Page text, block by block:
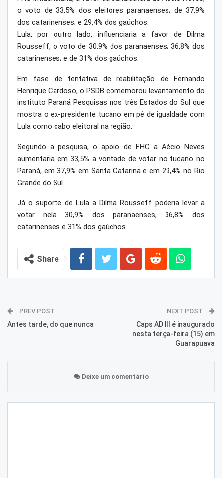
o voto de 33,5% dos eleitores paranaenses; de 37,9%
dos catarinenses; e 29,4% dos gaúchos.
Lula, por outro lado, influenciaria a favor de Dilma
Rousseff, o voto de 30.9% dos paranaenses; 36,8% dos
catarinenses; e de 31% dos gaúchos.
Em fase de tentativa de reabilitação de Fernando
Henrique Cardoso, o PSDB comemorou levantamento do
instituto Paraná Pesquisas nos três Estados do Sul que
mostra o ex-presidente tucano em pé de igualdade com
Lula como cabo eleitoral na região.
Segundo a pesquisa, o apoio de FHC a Aécio Neves
aumentaria em 33,5% a vontade de votar no tucano no
Paraná, em 37,9% em Santa Catarina e em 29,4% no Rio
Grande do Sul.
Já o suporte de Lula a Dilma Rousseff poderia levar a
votar nela 30,9% dos paranaenses, 36,8% dos
catarinenses e 31% dos gaúchos.
Share
PREV POST
Antes tarde, do que nunca
NEXT POST
Caps AD III é inaugurado
nesta terça-feira (15) em
Guarapuava
Deixe um comentário